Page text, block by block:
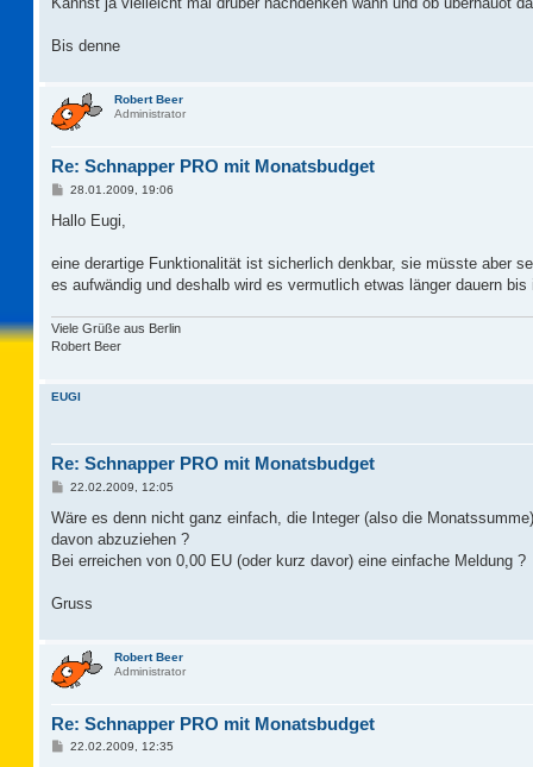
Bis denne
Robert Beer
Administrator
Re: Schnapper PRO mit Monatsbudget
B
i
a
28.01.2009, 19:06
Hallo Eugi,
eine derartige Funktionalität ist sicherlich denkbar, sie müsste aber
es aufwändig und deshalb wird es vermutlich etwas länger dauern
Viele Grüße aus Berlin
Robert Beer
EUGI
Re: Schnapper PRO mit Monatsbudget
B
i
r
a
22.02.2009, 12:05
Wäre es denn nicht ganz einfach, die Integer (also die
davon abzuziehen ?
Bei erreichen von 0,00 EU (oder kurz davor) eine einfache Meldung ?
Gruss
Robert Beer
Administrator
Re: Schnapper PRO mit Monatsbudget
B22.02.2009, 12:35